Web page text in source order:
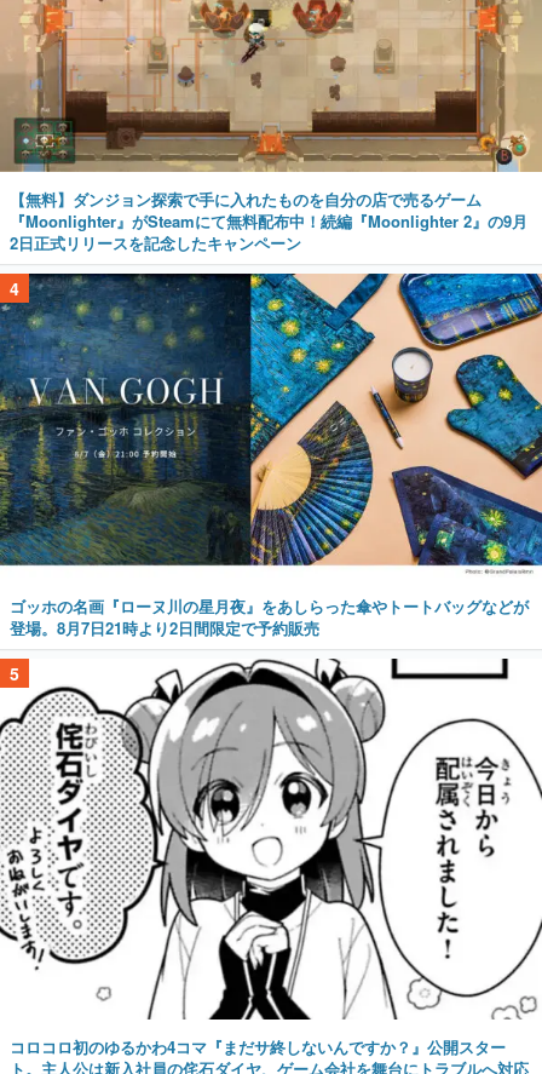
【無料】ダンジョン探索で手に入れたものを自分の店で売るゲーム
『Moonlighter』がSteamにて無料配布中！続編『Moonlighter 2』の9月
2日正式リリースを記念したキャンペーン
4
ゴッホの名画『ローヌ川の星月夜』をあしらった傘やトートバッグなどが
登場。8月7日21時より2日間限定で予約販売
5
コロコロ初のゆるかわ4コマ『まだサ終しないんですか？』公開スター
ト。主人公は新入社員の侘石ダイヤ、ゲーム会社を舞台にトラブルへ対応